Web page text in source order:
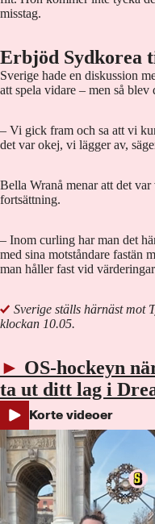
misstag.
Erbjöd Sydkorea
Sverige hade en diskussion
att spela vidare – men så blev
– Vi gick fram och sa att vi
det var okej, vi lägger av,
Bella Wranå menar att det
fortsättning.
– Inom curling har man det
med sina motståndare fastän
man håller fast vid
Sverige ställs härnäst mot
klockan 10.05.
► OS-hockeyn
ta ut ditt lag i
Korte videoer